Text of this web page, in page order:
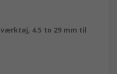
4.5 to 29 mm til